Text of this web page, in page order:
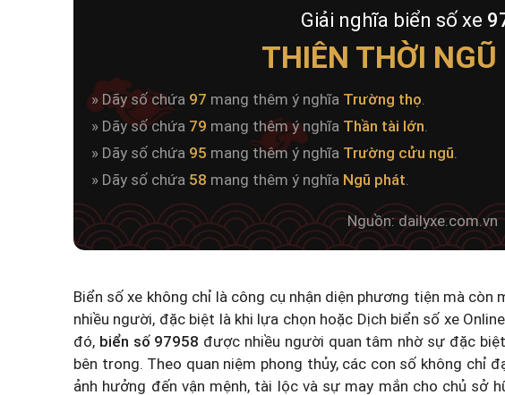
Giải nghĩa biển số xe
THIÊN THỜI
» Dãy số chứa 97 mang thêm ý nghĩa Trường thọ.
» Dãy số chứa 79 mang thêm ý nghĩa Thần tài lớn.
» Dãy số chứa 95 mang thêm ý nghĩa Trường cửu ngũ.
» Dãy số chứa 58 mang thêm ý nghĩa Ngũ phát.
Nguồn: dailyxe.com.vn
Biển số xe không chỉ là công cụ nhận diện phương tiện mà còn
nhiều người, đặc biệt là khi lựa chọn hoặc Dịch biển số xe
đó, biển số 97958 được nhiều người quan tâm nhờ sự đặc
bên trong. Theo quan niệm phong thủy, các con số không chỉ
ảnh hưởng đến vận mệnh, tài lộc và sự may mắn cho chủ sở